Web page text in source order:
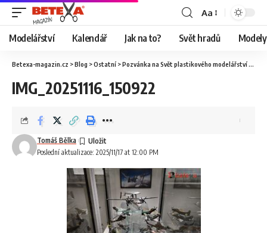
Aa
Modelářství Kalendář Jak na to? Svět hradů
Betexa-magazin.cz >Blog >Ostatní >Pozvánka na Svět plastikového modelářství
IMG_20251116_150922
Poslední aktualizace: 2025/11/17 at 12:00 PM
Tomáš Bělka